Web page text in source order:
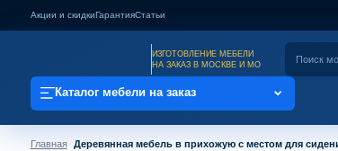
Акции и скидкиГарантияСтатьи
ИЗГОТОВЛЕНИЕ МЕБЕЛИ
НА ЗАКАЗ В МОСКВЕ И МО
Каталог мебели на заказ
Главная Деревянная мебель в прихожую с местом для